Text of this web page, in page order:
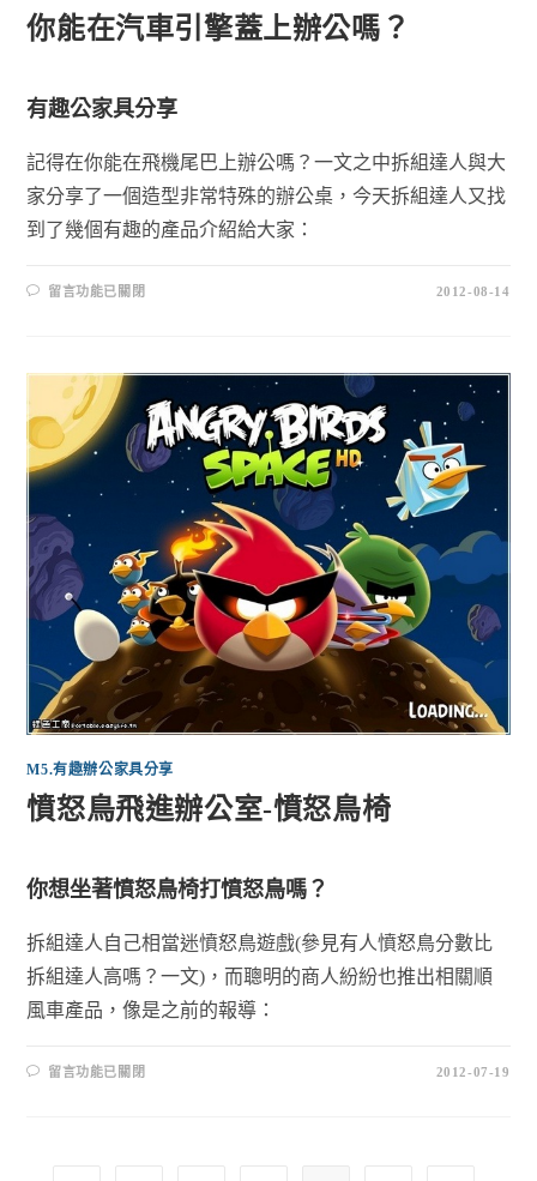
你能在汽車引擎蓋上辦公嗎？
有趣公家具分享
記得在你能在飛機尾巴上辦公嗎？一文之中拆組達人與大
家分享了一個造型非常特殊的辦公桌，今天拆組達人又找
到了幾個有趣的產品介紹給大家：
留言功能已關閉 2012-08-14
M5.有趣辦公家具分享
憤怒鳥飛進辦公室-憤怒鳥椅
你想坐著憤怒鳥椅打憤怒鳥嗎？
拆組達人自己相當迷憤怒鳥遊戲(參見有人憤怒鳥分數比
拆組達人高嗎？一文)，而聰明的商人紛紛也推出相關順
風車產品，像是之前的報導：
留言功能已關閉 2012-07-19